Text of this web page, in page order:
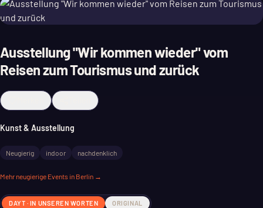
Ausstellung "Wir kommen wieder" vom
Reisen zum Tourismus und zurück
Kunst & Ausstellung
Neugierig indoor nachdenklich
Mehr neugierige Events in Berlin →
DAYT · IN UNSEREN WORTEN ORIGINAL